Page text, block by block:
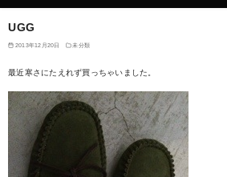
UGG
2013年12月20日 未分類
最近寒さにたえれず買っちゃいました。